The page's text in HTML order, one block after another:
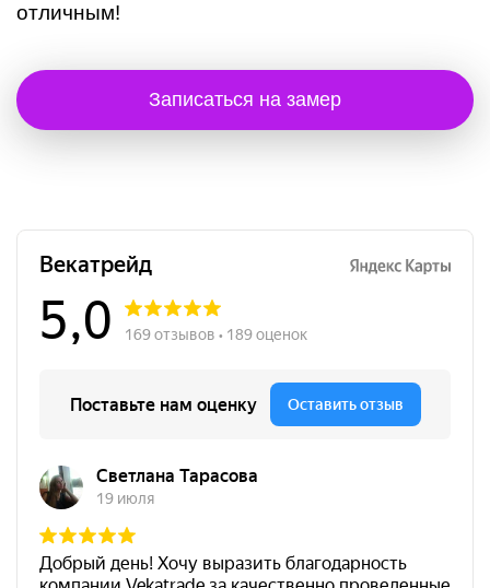
отличным!
Записаться на замер